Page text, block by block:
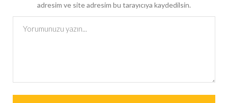
adresim ve site adresim bu tarayıcıya kaydedilsin.